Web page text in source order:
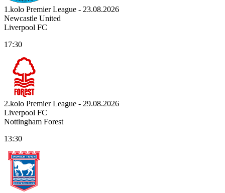
1.kolo Premier League - 23.08.2026
Newcastle United
Liverpool FC
17:30
2.kolo Premier League - 29.08.2026
Liverpool FC
Nottingham Forest
13:30